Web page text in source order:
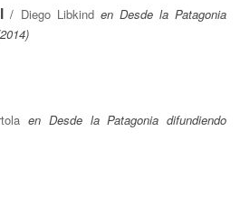
/ Diego Libkind en Desde la Patagonia
en Desde la Patagonia difundiendo